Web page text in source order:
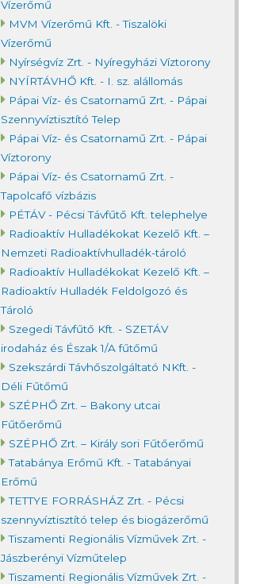
Vízerőmű
MVM Vízerőmű Kft. - Tiszalöki
Vízerőmű
Nyírségvíz Zrt. - Nyíregyházi Víztorony
NYÍRTÁVHŐ Kft. - I. sz. alállomás
Pápai Víz- és Csatornamű Zrt. - Pápai
Szennyvíztisztító Telep
Pápai Víz- és Csatornamű Zrt. - Pápai
Víztorony
Pápai Víz- és Csatornamű Zrt. -
Tapolcafő vízbázis
PÉTÁV - Pécsi Távfűtő Kft. telephelye
Radioaktív Hulladékokat Kezelő Kft. –
Nemzeti Radioaktívhulladék-tároló
Radioaktív Hulladékokat Kezelő Kft. –
Radioaktív Hulladék Feldolgozó és
Tároló
Szegedi Távfűtő Kft. - SZETÁV
irodaház és Észak 1/A fűtőmű
Szekszárdi Távhőszolgáltató NKft. -
Déli Fűtőmű
SZÉPHŐ Zrt. – Bakony utcai
Fűtőerőmű
SZÉPHŐ Zrt. – Király sori Fűtőerőmű
Tatabánya Erőmű Kft. - Tatabányai
Erőmű
TETTYE FORRÁSHÁZ Zrt. - Pécsi
szennyvíztisztító telep és biogázerőmű
Tiszamenti Regionális Vízművek Zrt. -
Jászberényi Vízműtelep
Tiszamenti Regionális Vízművek Zrt. -